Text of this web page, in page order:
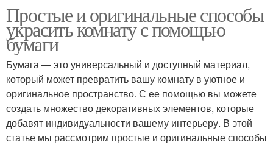
Простые и оригинальные способы
украсить комнату с помощью
бумаги
Бумага — это универсальный и доступный материал,
который может превратить вашу комнату в уютное и
оригинальное пространство. С ее помощью вы можете
создать множество декоративных элементов, которые
добавят индивидуальности вашему интерьеру. В этой
статье мы рассмотрим простые и оригинальные способы